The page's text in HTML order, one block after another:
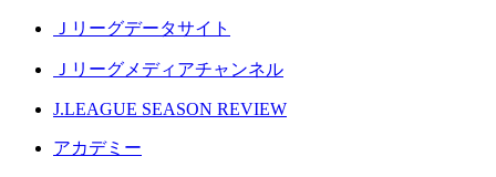
Ｊリーグデータサイト
Ｊリーグメディアチャンネル
J.LEAGUE SEASON REVIEW
アカデミー